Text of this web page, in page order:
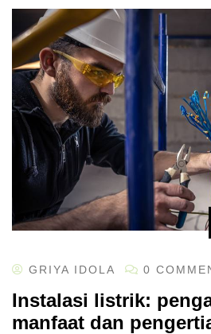
GRIYA IDOLA 0
Instalasi listrik:
manfaat dan